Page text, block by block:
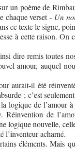
un poème de
chaque verset - Un
ce texte le signe,
à cette raison. On
dire remis toutes
amour, auquel
aurait-il été
; c’est
logique de l’amour
de
logique nouvelle,
l’inventeur acharné.
éléments. Mais